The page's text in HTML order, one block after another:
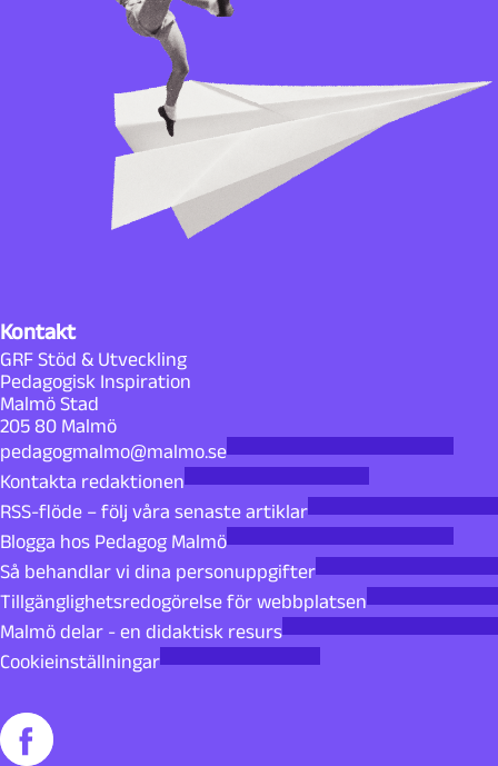
Kontakt
GRF Stöd & Utveckling
Pedagogisk Inspiration
Malmö Stad
205 80 Malmö
pedagogmalmo@malmo.se
Kontakta redaktionen
RSS-flöde – följ våra senaste artiklar
Blogga hos Pedagog Malmö
Så behandlar vi dina personuppgifter
Tillgänglighetsredogörelse för webbplatsen
Malmö delar - en didaktisk resurs
Cookieinställningar